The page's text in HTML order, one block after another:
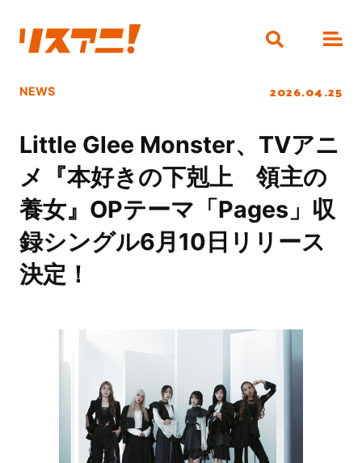
NEWS 2026.04.25
Little Glee Monster、TVアニ
メ『本好きの下剋上 領主の
養女』OPテーマ「Pages」収
録シングル6月10日リリース
決定！